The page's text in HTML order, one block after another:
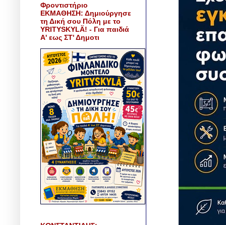
Φροντιστήριο
ΕΚΜΑΘΗΣΗ: Δημιούργησε
τη Δική σου Πόλη με το
YRITYSKYLÄ! - Για παιδιά
Α' εως ΣΤ' Δημοτι